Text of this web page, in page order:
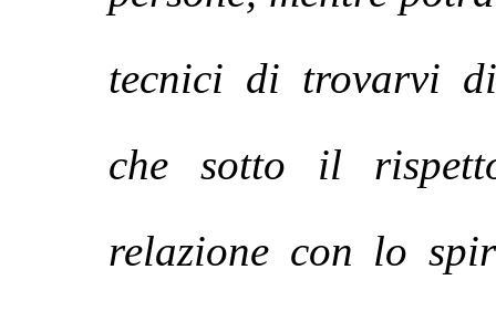
tecnici di trovarvi
che sotto il
relazione con lo